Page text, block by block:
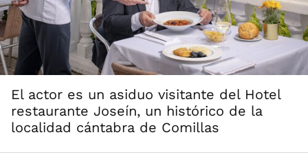
El actor es un asiduo visitante del Hotel
restaurante Joseín, un histórico de la
localidad cántabra de Comillas